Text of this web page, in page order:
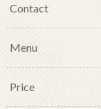
Contact
Menu
Price